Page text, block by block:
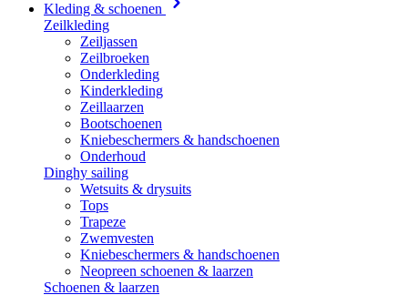
Kleding & schoenen
Zeilkleding
Zeiljassen
Zeilbroeken
Onderkleding
Kinderkleding
Zeillaarzen
Bootschoenen
Kniebeschermers & handschoenen
Onderhoud
Dinghy sailing
Wetsuits & drysuits
Tops
Trapeze
Zwemvesten
Kniebeschermers & handschoenen
Neopreen schoenen & laarzen
Schoenen & laarzen